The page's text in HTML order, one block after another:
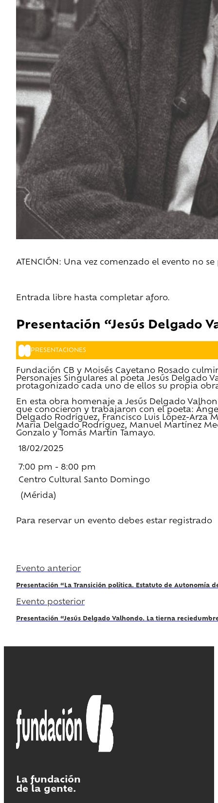
ATENCIÓN: Una vez comenzado el evento no
Entrada libre hasta completar aforo.
Presentación “Jesús Delgado
PRESENTACIONES
Fundación CB y Moisés Cayetano Rosado
Personajes Singulares al poeta Jesús Delgado
protagonizado cada uno de ellos su propia
En esta obra homenaje a Jesús Delgado
que conocieron y trabajaron con el poeta:
Delgado Rodríguez, Francisco Luis López-Arza
María Delgado Rodríguez, Manuel Martínez
Gonzalo y Tomás Martín Tamayo.
18/02/2025
7:00 pm - 8:00 pm
Centro Cultural Santo Domingo
(Mérida)
Para reservar un evento debes estar registrado
Evento anterior
Presentación “La Transición política. Estatuto de Autonomía
Evento posterior
Presentación “Jesús Delgado Valhondo. La tierna
La fundación
de la gente.